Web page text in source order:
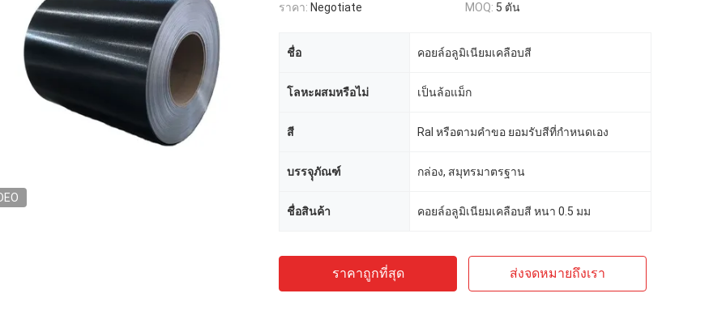
ราคา: Negotiate MOQ: 5 ตัน
ชื่อ คอยล์อลูมิเนียมเคลือบสี
โลหะผสมหรือไม่ เป็นล้อแม็ก
สี Ral หรือตามคำขอ ยอมรับสีที่กำหนดเอง
บรรจุุภัณฑ์ กล่อง, สมุทรมาตรฐาน
ชื่อสินค้า คอยล์อลูมิเนียมเคลือบสี หนา 0.5 มม
ราคาถูกที่สุด ส่งจดหมายถึงเรา